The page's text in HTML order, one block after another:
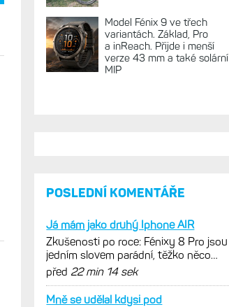
Model Fénix 9 ve třech
variantách. Základ, Pro
a inReach. Přijde i menší
verze 43 mm a také solární
MIP
POSLEDNÍ KOMENTÁŘE
Já mám jako druhý Iphone AIR
Zkušenosti po roce: Fénixy 8 Pro jsou
jedním slovem parádní, těžko něco
vytknout. Ale ta nositelnost
před 22 min 14 sek
Mně se udělal kdysi pod